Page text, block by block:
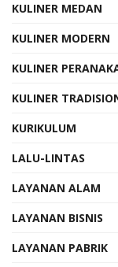
KULINER MEDAN
KULINER MODERN
KULINER
KULINER
KURIKULUM
LALU-LINTAS
LAYANAN ALAM
LAYANAN BISNIS
LAYANAN PABRIK